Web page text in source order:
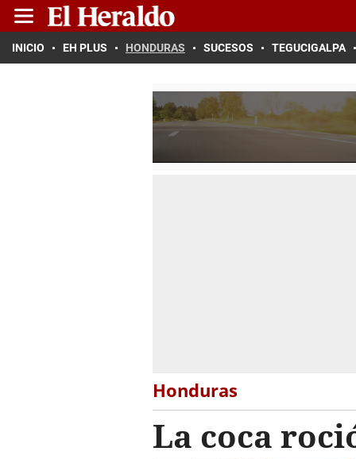
INICIO EH PLUS HONDURAS SUCESOS TEGUCIGALPA
Honduras
La coca